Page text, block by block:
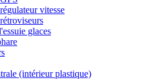
vitesse
glaces
(intérieur plastique)